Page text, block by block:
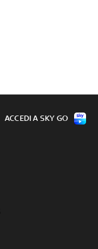
ACCEDI A SKY GO